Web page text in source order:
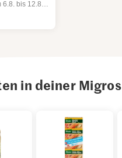
Angebot gilt nur vom 6.8. bis 12.8.2026, solange Vorrat.
in deiner Migros